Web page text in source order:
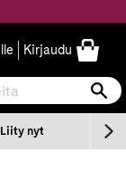
Kirjaudu
nyt